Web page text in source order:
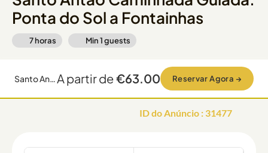
Ponta do Sol a Fontainhas
7 horas Min1guests
Santo Antão Caminhada Guiada: Ponta do Sol a FontainhasA partir de€63.00 Reservar Agora →
ID do Anúncio : 31477